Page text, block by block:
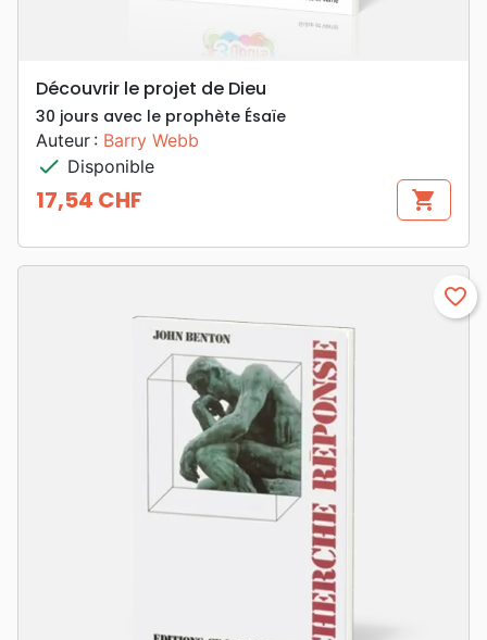
Découvrir le projet de Dieu
30 jours avec le prophète Ésaïe
Auteur : Barry Webb
check Disponible
Prix
17,54 CHF shopping_cart
favorite_border